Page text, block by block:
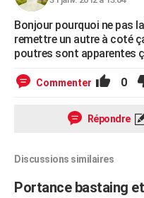
Bonjour pourquoi ne pas
remettre un autre à coté
poutres sont apparentes
Commenter 0
Répondre
Discussions similaires
Portance bastaing